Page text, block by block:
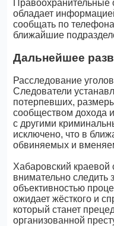
Правоохранительные
обладает
сообщать по
ближайшие
Дальнейшее
Расследование
Следователи
потерпевших,
сообществом дохода
с другими
исключено, что в
обвиняемых и
Хабаровский краевой
внимательно следить
объективностью
ожидает жёсткого и
который станет
организованной